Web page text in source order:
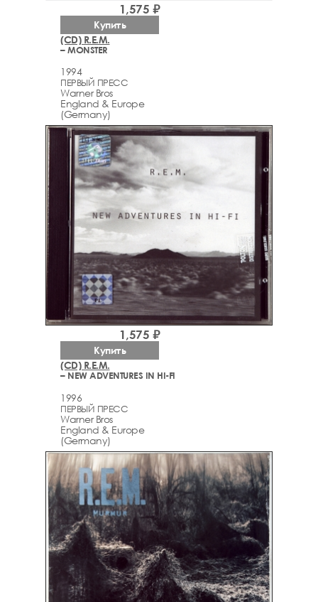
(CD) R.E.M.
– MONSTER
1994
ПЕРВЫЙ ПРЕСС
Warner Bros
England & Europe
(Germany)
1,575 ₽
Купить
(CD) R.E.M.
– NEW ADVENTURES IN HI-FI
1996
ПЕРВЫЙ ПРЕСС
Warner Bros
England & Europe
(Germany)
1,575 ₽
Купить